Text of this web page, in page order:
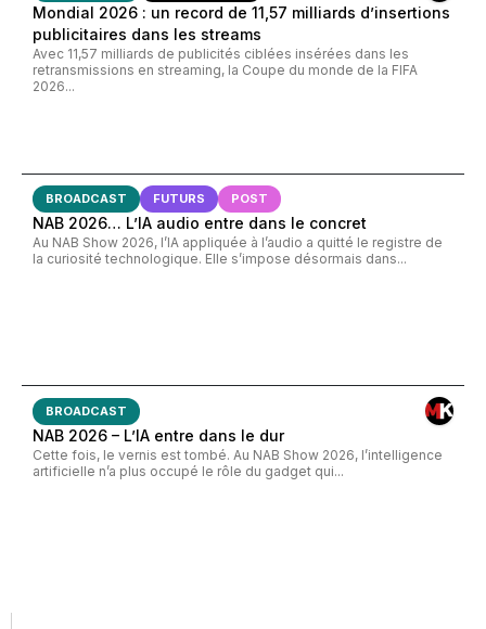
Mondial 2026 : un record de 11,57 milliards d’insertions
publicitaires dans les streams
Avec 11,57 milliards de publicités ciblées insérées dans les
retransmissions en streaming, la Coupe du monde de la FIFA
2026...
BROADCAST FUTURS POST
NAB 2026… L’IA audio entre dans le concret
Au NAB Show 2026, l’IA appliquée à l’audio a quitté le registre de
la curiosité technologique. Elle s’impose désormais dans...
BROADCAST
NAB 2026 – L’IA entre dans le dur
Cette fois, le vernis est tombé. Au NAB Show 2026, l’intelligence
artificielle n’a plus occupé le rôle du gadget qui...